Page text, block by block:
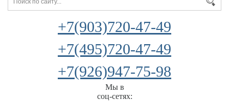
+7(903)720-47-49
+7(495)720-47-49
+7(926)947-75-98
Мы в
соц-сетях: